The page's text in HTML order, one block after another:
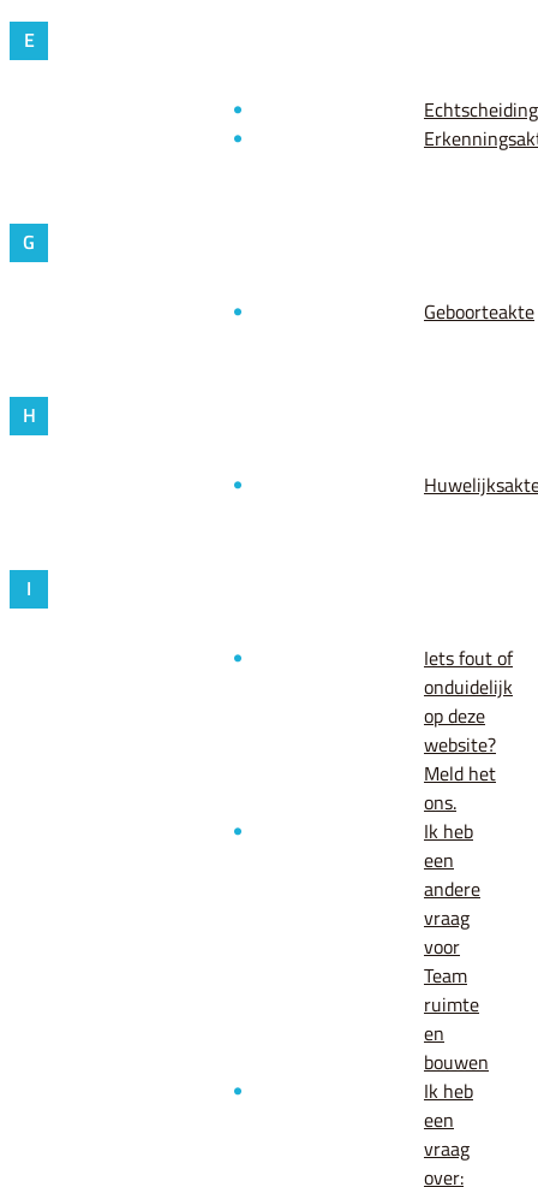
E
G
Geboorteakte
H
I
Iets fout of
onduidelijk
op deze
website?
Meld het
ons.
Ik heb
een
andere
vraag
voor
Team
ruimte
en
bouwen
Ik heb
een
vraag
over: